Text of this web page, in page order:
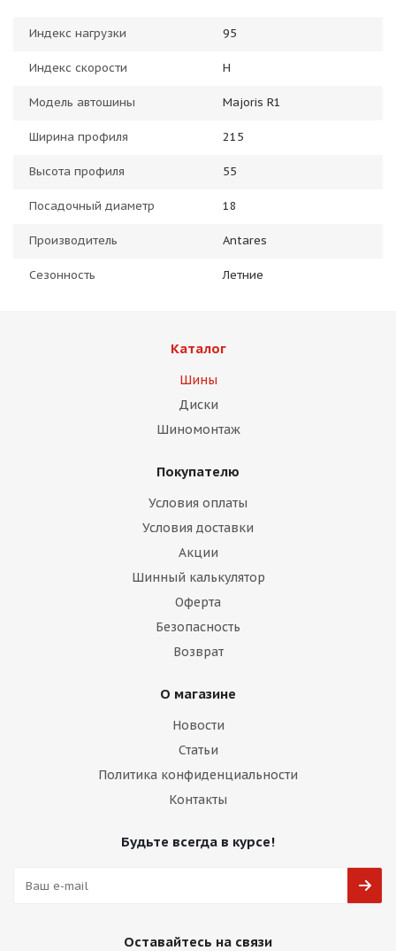
Индекс нагрузки 95
Индекс скорости H
Модель автошины Majoris R1
Ширина профиля 215
Высота профиля 55
Посадочный диаметр 18
Производитель Antares
Сезонность Летние
Каталог
Шины
Диски
Шиномонтаж
Покупателю
Условия оплаты
Условия доставки
Акции
Шинный калькулятор
Оферта
Безопасность
Возврат
О магазине
Новости
Статьи
Политика конфиденциальности
Контакты
Будьте всегда в курсе!
Оставайтесь на связи